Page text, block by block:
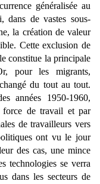
généralisée au
dans de vastes sous-
la création de valeur
Cette exclusion de
constitue la principale
pour les migrants,
du tout au tout.
années 1950-1960,
force de travail et par
de travailleurs vers
ont vu le jour
des cas, une mince
technologies se verra
dans les secteurs de